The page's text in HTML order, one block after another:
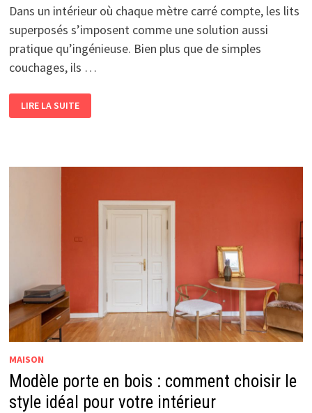
Dans un intérieur où chaque mètre carré compte, les lits
superposés s’imposent comme une solution aussi
pratique qu’ingénieuse. Bien plus que de simples
couchages, ils …
COMMENT
CHOISIR
ET
POUR
LIRE LA SUITE
MAISON
Modèle porte en bois : comment choisir le
style idéal pour votre intérieur